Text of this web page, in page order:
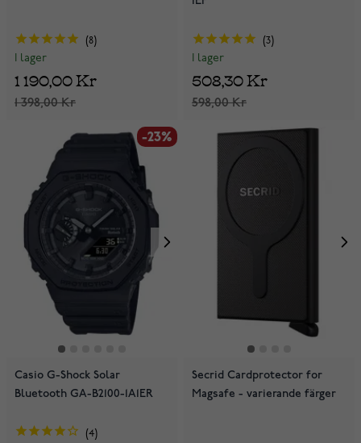
8
I lager
1 398,00 Kr
1 190,00 Kr
3
I lager
598,00 Kr
508,30 Kr
-23%
Casio G-Shock Solar
Bluetooth GA-B2100-1A1ER
4
Secrid Cardprotector for
Magsafe - varierande färger